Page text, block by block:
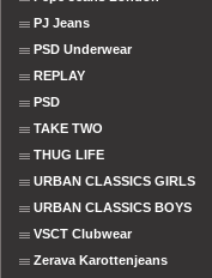
PJ Jeans
PSD Underwear
REPLAY
PSD
TAKE TWO
THUG LIFE
URBAN CLASSICS GIRLS
URBAN CLASSICS BOYS
VSCT Clubwear
Zerava Karottenjeans